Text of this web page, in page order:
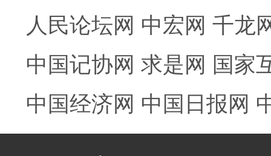
人民论坛网 中宏网 千龙
中国记协网 求是网 国家
中国经济网 中国日报网